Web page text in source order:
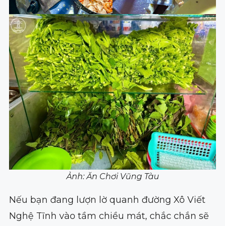
Ảnh: Ăn Chơi Vũng Tàu
Nếu bạn đang lượn lờ quanh đường Xô Viết
Nghệ Tĩnh vào tầm chiều mát, chắc chắn sẽ